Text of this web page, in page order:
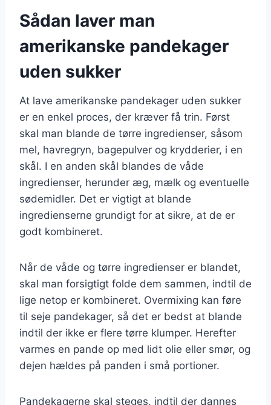
Sådan laver man
amerikanske pandekager
uden sukker
At lave amerikanske pandekager uden sukker
er en enkel proces, der kræver få trin. Først
skal man blande de tørre ingredienser, såsom
mel, havregryn, bagepulver og krydderier, i en
skål. I en anden skål blandes de våde
ingredienser, herunder æg, mælk og eventuelle
sødemidler. Det er vigtigt at blande
ingredienserne grundigt for at sikre, at de er
godt kombineret.
Når de våde og tørre ingredienser er blandet,
skal man forsigtigt folde dem sammen, indtil de
lige netop er kombineret. Overmixing kan føre
til seje pandekager, så det er bedst at blande
indtil der ikke er flere tørre klumper. Herefter
varmes en pande op med lidt olie eller smør, og
dejen hældes på panden i små portioner.
Pandekagerne skal steges, indtil der dannes